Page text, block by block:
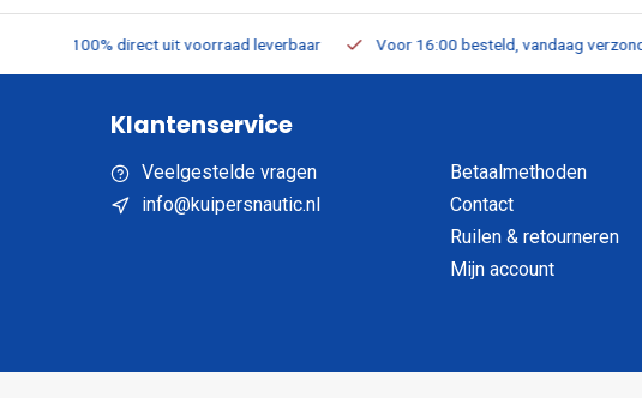
Voor 16:00 besteld, vandaag verzonden Gratis verzending v.a. 75,-
Klantenservice
Veelgestelde vragen
info@kuipersnautic.nl
Betaalmethoden
Contact
Ruilen & retourneren
Mijn account